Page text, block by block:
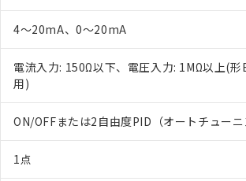
4～20mA、0～20mA
電流入力: 150Ω以下、電圧入力: 1MΩ以上(
用)
ON/OFFまたは2自由度PID（オートチューニ
1点